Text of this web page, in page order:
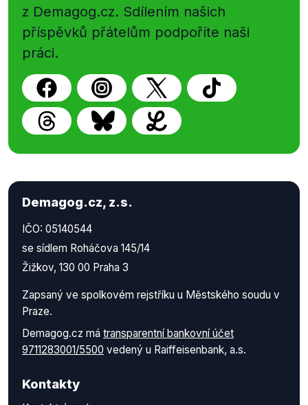
z Demagog.cz. Sdílením našich
příspěvků přátelům podpoříte naši
práci.
Demagog.cz, z.s.
IČO: 05140544
se sídlem Roháčova 145/14
Žižkov, 130 00 Praha 3
Zapsaný ve spolkovém rejstříku u Městského soudu v
Praze.
Demagog.cz má transparentní bankovní účet
9711283001/5500 vedený u Raiffeisenbank, a.s.
Kontakty